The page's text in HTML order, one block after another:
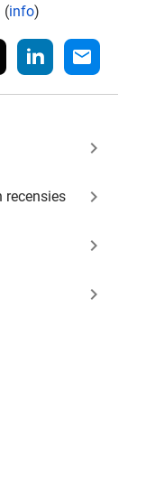
(info)
linkedin mail
keyboard_arrow_right
recensies keyboard_arrow_right
keyboard_arrow_right
keyboard_arrow_right